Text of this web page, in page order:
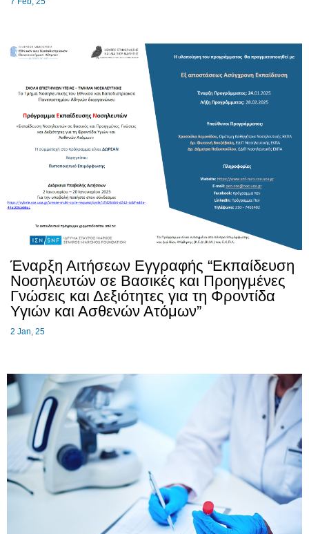
Έναρξη Αιτήσεων Εγγραφής “Εκπαίδευση
Νοσηλευτών σε Βασικές και Προηγμένες
Γνώσεις και Δεξιότητες για τη Φροντίδα
Υγιών και Ασθενών Ατόμων”
2 Jan, 25